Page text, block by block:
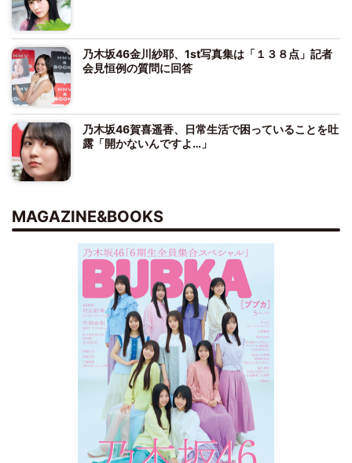
乃木坂46金川紗耶、1st写真集は「１３８点」記者
会見恒例の質問に回答
乃木坂46賀喜遥香、日常生活で困っていることを吐
露「開かないんですよ…」
MAGAZINE&BOOKS